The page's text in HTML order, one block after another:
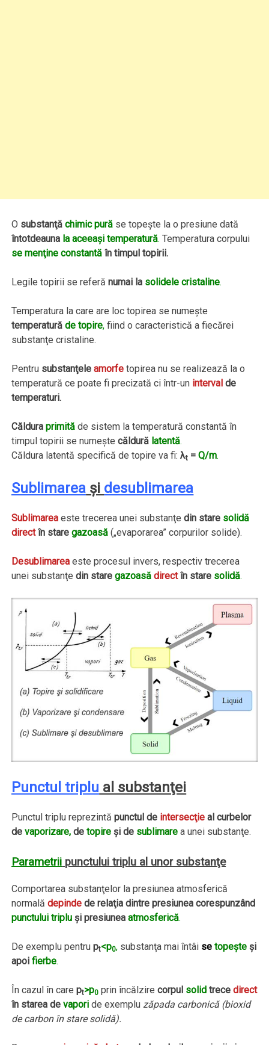
O substanţăchimic pură se topeşte la o presiune dată
întotdeauna la aceeaşi temperatură. Temperatura corpului
se menţine constantă în timpul topirii.
Legile topirii se referănumai la solidele cristaline.
Temperatura la care are loc topirea se numeşte
temperaturăde topire, fiind o caracteristică a fiecărei
substanţe cristaline.
Pentru substanţeleamorfe topirea nu se realizează la o
temperatură ce poate fi precizată ci într-un interval de
temperaturi.
Călduraprimită de sistem la temperatură constantă în
timpul topirii se numeştecăldură latentă.
Căldura latentă specifică de topire va fi:λt =Q/m.
Sublimarea şi desublimarea
Sublimarea este trecerea unei substanţe din stare solidă
directîn staregazoasă („evaporarea” corpurilor solide).
Desublimarea este procesul invers, respectiv trecerea
unei substanţe din staregazoasă directîn stare solidă.
Punctul triplu al substanţei
Punctul triplu reprezintăpunctul de intersecţie al curbelor
devaporizare, detopire şi de sublimare a unei substanţe.
Parametrii punctului triplu al unor substanţe
Comportarea substanţelor la presiunea atmosferică
normalădepinde de relaţia dintre presiunea corespunzând
punctului triplu şi presiuneaatmosferică.
De exemplu pentrupt<p0, substanţa mai întâi se topeşte şi
apoifierbe.
În cazul în carept>p0 prin încălzirecorpul solid trecedirect
în starea devapori de exemplu zăpada carbonică (bioxid
de carbon în stare solidă).